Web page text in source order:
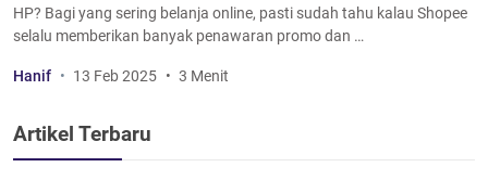
HP? Bagi yang sering belanja online, pasti sudah tahu kalau Shopee
selalu memberikan banyak penawaran promo dan …
Hanif 13 Feb 2025 3 Menit
Artikel Terbaru